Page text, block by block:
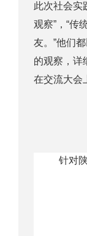
此次社会实
观察”，“传
友。”他们
的观察，详
在交流大会
针对